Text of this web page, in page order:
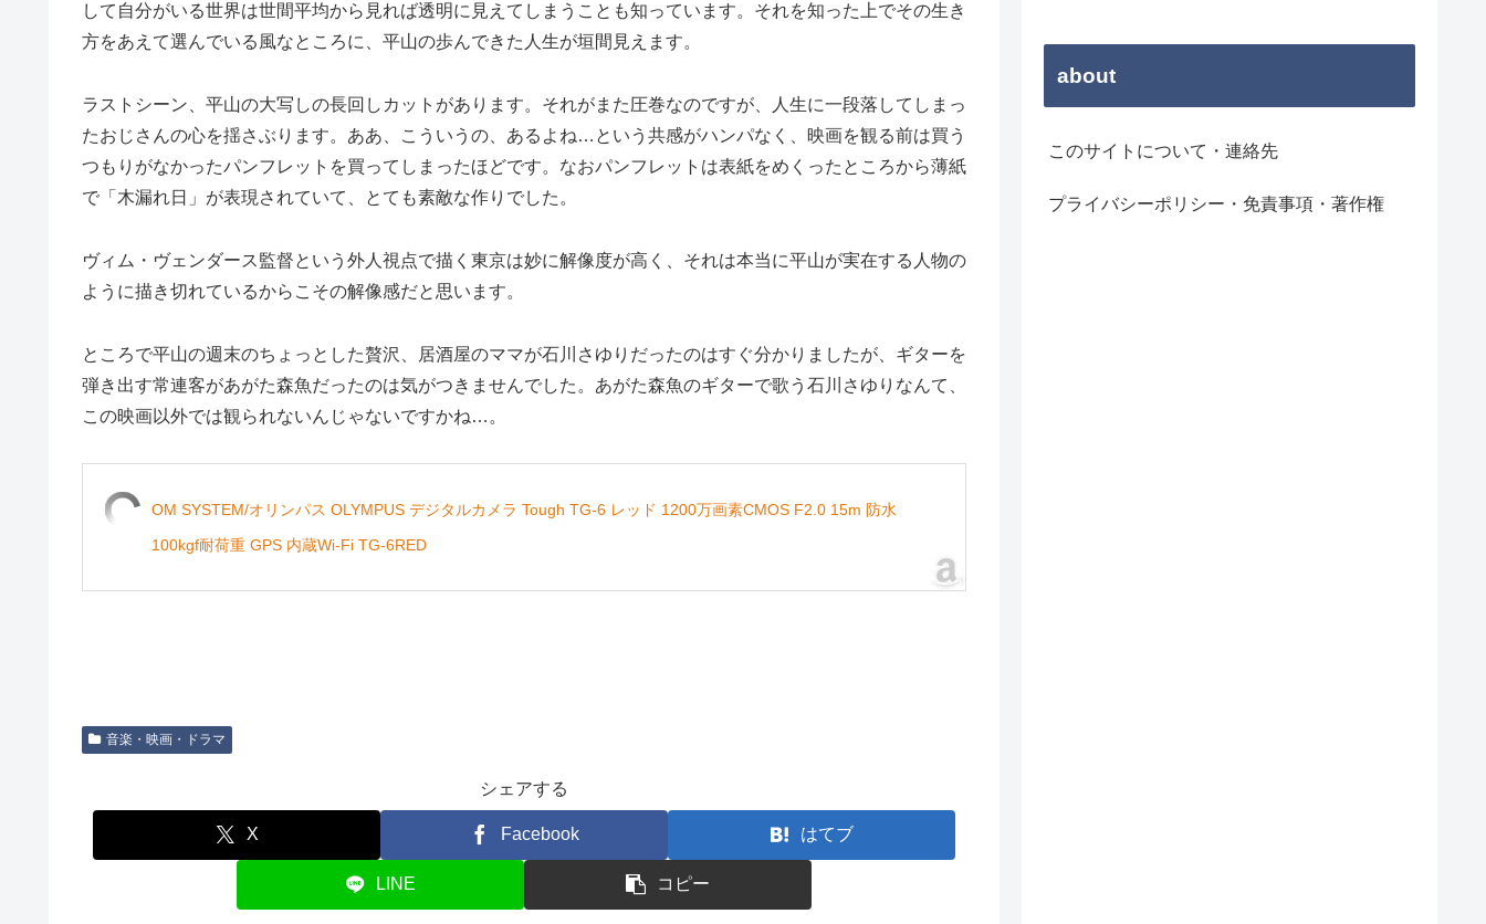
して自分がいる世界は世間平均から見れば透明に見えてしまうことも知っています。それを知った上でその生き
方をあえて選んでいる風なところに、平山の歩んできた人生が垣間見えます。
ラストシーン、平山の大写しの長回しカットがあります。それがまた圧巻なのですが、人生に一段落してしまっ
たおじさんの心を揺さぶります。ああ、こういうの、あるよね…という共感がハンパなく、映画を観る前は買う
つもりがなかったパンフレットを買ってしまったほどです。なおパンフレットは表紙をめくったところから薄紙
で「木漏れ日」が表現されていて、とても素敵な作りでした。
ヴィム・ヴェンダース監督という外人視点で描く東京は妙に解像度が高く、それは本当に平山が実在する人物の
ように描き切れているからこその解像感だと思います。
ところで平山の週末のちょっとした贅沢、居酒屋のママが石川さゆりだったのはすぐ分かりましたが、ギターを
弾き出す常連客があがた森魚だったのは気がつきませんでした。あがた森魚のギターで歌う石川さゆりなんて、
この映画以外では観られないんじゃないですかね…。
OM SYSTEM/オリンパス OLYMPUS デジタルカメラ Tough TG-6 レッド 1200万画素CMOS F2.0 15m 防水
100kgf耐荷重 GPS 内蔵Wi-Fi TG-6RED
音楽・映画・ドラマ
シェアする
X Facebook はてブ
LINE コピー
about
このサイトについて・連絡先
プライバシーポリシー・免責事項・著作権